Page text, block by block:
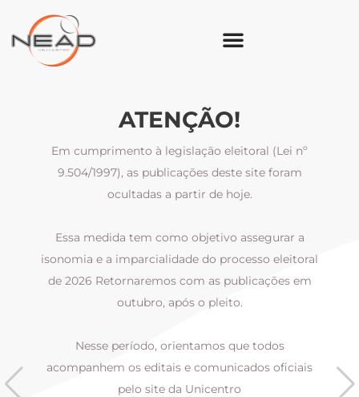
ATENÇÃO!
Em cumprimento à legislação eleitoral (Lei nº
9.504/1997), as publicações deste site foram
ocultadas a partir de hoje.
Essa medida tem como objetivo assegurar a
isonomia e a imparcialidade do processo eleitoral
de 2026 Retornaremos com as publicações em
outubro, após o pleito.
Nesse período, orientamos que todos
acompanhem os editais e comunicados oficiais
pelo site da Unicentro